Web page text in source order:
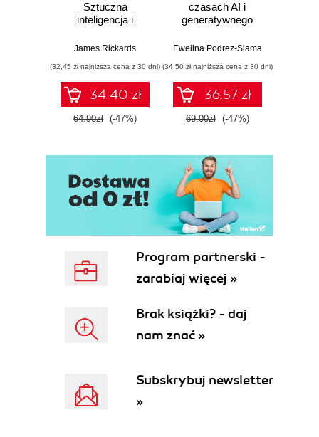
Sztuczna
inteligencja i
globalnej ekonomii
James Rickards
(32,45 zł najniższa cena z 30 dni)
34.40 zł
64.90zł (-47%)
czasach AI i
generatywnego
Ewelina Podrez-Siama
(34,50 zł najniższa cena z 30 dni)
36.57 zł
69.00zł (-47%)
Program partnerski -
zarabiaj więcej »
Brak książki? - daj
nam znać »
Subskrybuj newsletter
»